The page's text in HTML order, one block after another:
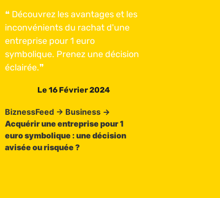
❝ Découvrez les avantages et les
inconvénients du rachat d'une
entreprise pour 1 euro
symbolique. Prenez une décision
éclairée.❞
Le 16 Février 2024
BiznessFeed → Business →
Acquérir une entreprise pour 1
euro symbolique : une décision
avisée ou risquée ?